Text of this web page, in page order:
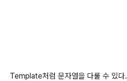
Template처럼 문자열을 다룰 수 있다.